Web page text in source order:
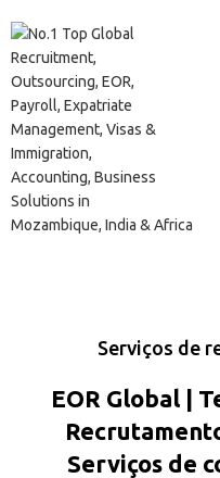
Serviços de
EOR Global |
Serviços de